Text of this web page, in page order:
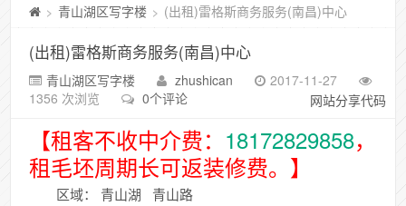
> 青山湖区写字楼 > (出租)雷格斯商务服务(南昌)中心
(出租)雷格斯商务服务(南昌)中心
青山湖区写字楼 zhushican
2017-11-27
1356 次浏览
0个评论 网站分享代码
【租客不收中介费： 18172829858，
租毛坯周期长可返装修费。】
区域： 青山湖 青山路